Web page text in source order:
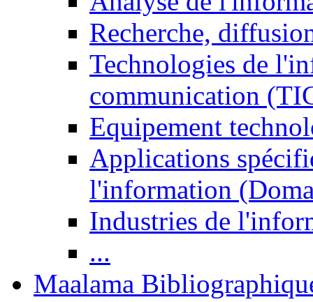
Recherche,
Technologies de
communication
Equipement
Applications
l'information
Industries de
...
Maalama